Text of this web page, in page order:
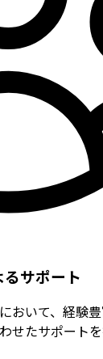
サポート
おいて、経験
せたサポートを